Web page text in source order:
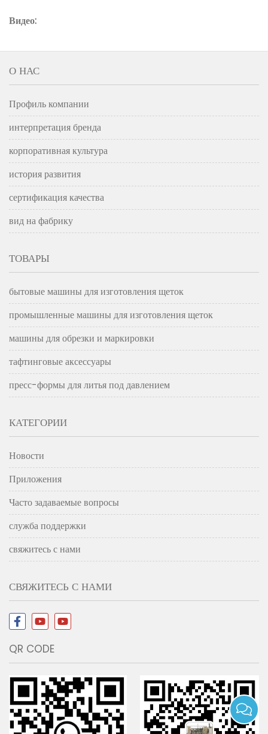
Видео:
О НАС
Профиль компании
интерпретация бренда
корпоративная культура
история развития
сертификация качества
вид на фабрику
ТОВАРЫ
бытовые машины для изготовления щеток
промышленные машины для изготовления щеток
машины для обрезки и маркировки
тафтинговые аксессуары
пресс-формы для литья под давлением
КАТЕГОРИИ
Новости
Приложения
Часто задаваемые вопросы
служба поддержки
свяжитесь с нами
СВЯЖИТЕСЬ С НАМИ
QR CODE